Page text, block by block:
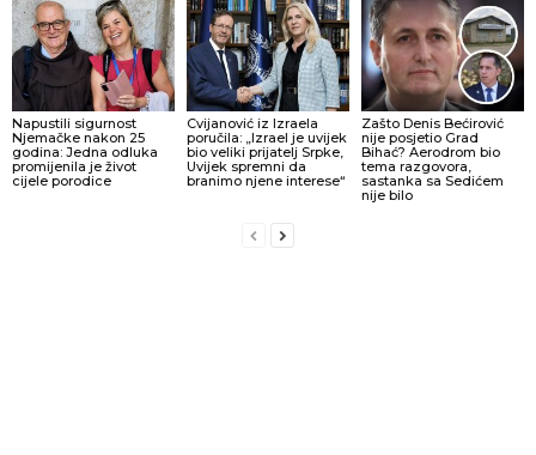
Napustili sigurnost
Njemačke nakon 25
godina: Jedna odluka
promijenila je život
cijele porodice
Cvijanović iz Izraela
poručila: „Izrael je uvijek
bio veliki prijatelj Srpke,
Uvijek spremni da
branimo njene interese“
Zašto Denis Bećirović
nije posjetio Grad
Bihać? Aerodrom bio
tema razgovora,
sastanka sa Sedićem
nije bilo